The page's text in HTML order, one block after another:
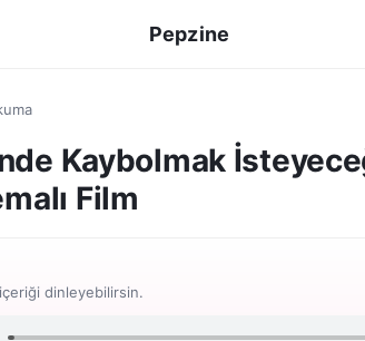
Pepzine
Kaybolmak
Film
dinleyebilirsin.